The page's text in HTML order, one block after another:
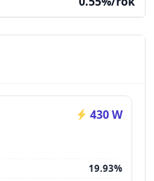
430 W
19.93%